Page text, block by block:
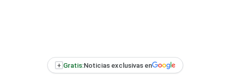
+ Gratis:Noticias exclusivas en